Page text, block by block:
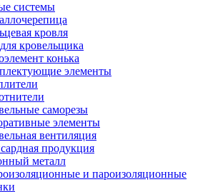
системы
кровля
кровельщика
конька
элементы
саморезы
элементы
вентиляция
продукция
металл
и пароизоляционные